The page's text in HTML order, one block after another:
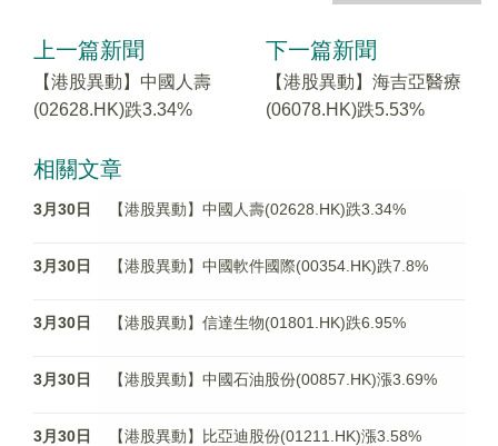
上一篇新聞
【港股異動】中國人壽
(02628.HK)跌3.34%
下一篇新聞
【港股異動】海吉亞醫療
(06078.HK)跌5.53%
相關文章
3月30日 【港股異動】中國人壽(02628.HK)跌3.34%
3月30日 【港股異動】中國軟件國際(00354.HK)跌7.8%
3月30日 【港股異動】信達生物(01801.HK)跌6.95%
3月30日 【港股異動】中國石油股份(00857.HK)漲3.69%
3月30日 【港股異動】比亞迪股份(01211.HK)漲3.58%